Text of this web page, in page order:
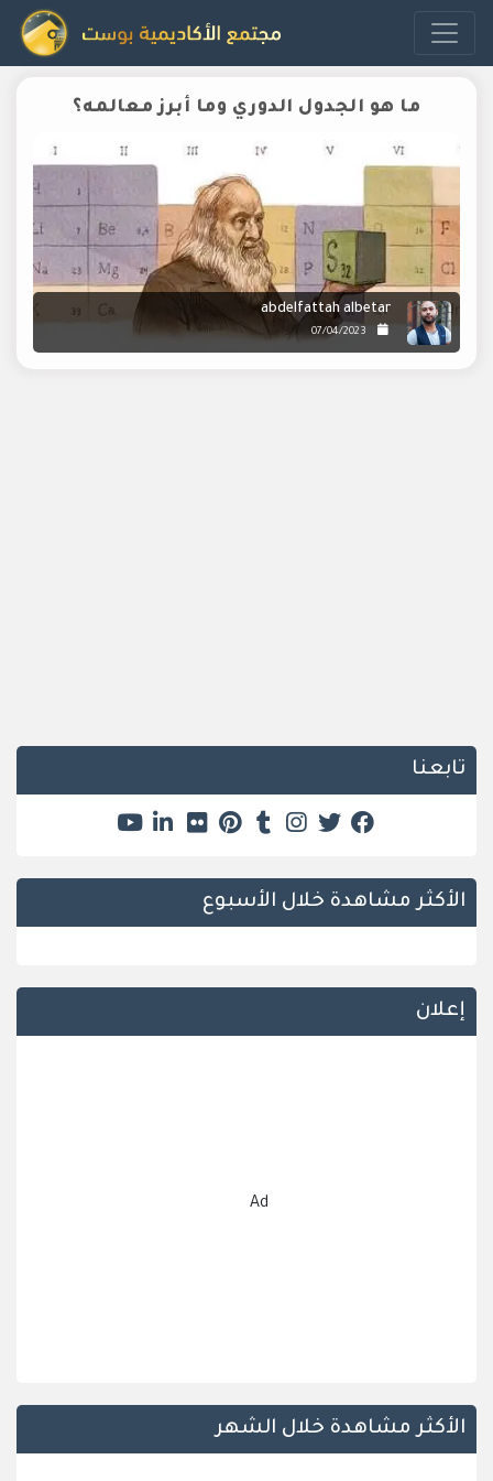
ما هو الجدول الدوري وما أبرز معالمه؟
abdelfattah albetar
07/04/2023
تابعنا
الأكثر مشاهدة خلال الأسبوع
إعلان
Ad
الأكثر مشاهدة خلال الشهر